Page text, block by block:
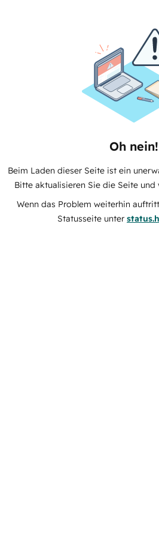
Oh nein!
Beim Laden dieser Seite ist ein
Bitte aktualisieren Sie die Seite und
Wenn das Problem weiterhin
Statusseite unter